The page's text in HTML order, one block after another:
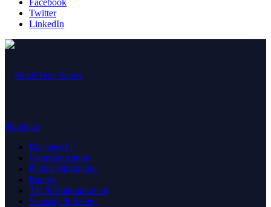
Facebook
Twitter
LinkedIn
Navigate
Business IT
Communication
Digital Marketing
Energy
TV & Entertainment
Security & Safety